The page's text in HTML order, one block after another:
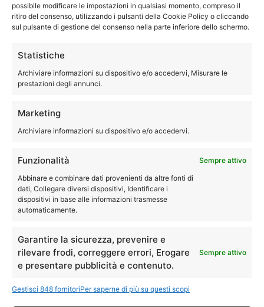
possibile modificare le impostazioni in qualsiasi momento, compreso il
ritiro del consenso, utilizzando i pulsanti della Cookie Policy o cliccando
sul pulsante di gestione del consenso nella parte inferiore dello schermo.
Statistiche
Archiviare informazioni su dispositivo e/o accedervi, Misurare le
prestazioni degli annunci.
Marketing
Archiviare informazioni su dispositivo e/o accedervi.
Funzionalità
Sempre attivo
Abbinare e combinare dati provenienti da altre fonti di
dati, Collegare diversi dispositivi, Identificare i
dispositivi in base alle informazioni trasmesse
automaticamente.
Garantire la sicurezza, prevenire e
rilevare frodi, correggere errori, Erogare
e presentare pubblicità e contenuto.
Sempre attivo
Gestisci 848 fornitoriPer saperne di più su questi scopi
051-0040244
Assistenza Whirlpool Granarolo
Emilia lavastoviglie
Riparazioni Lavastoviglie Fuori Garanzia.